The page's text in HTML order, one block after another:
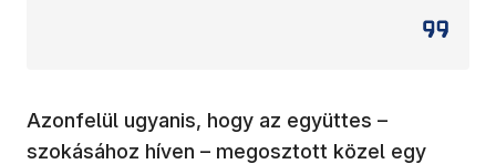
Azonfelül ugyanis, hogy az együttes –
szokásához híven – megosztott közel egy